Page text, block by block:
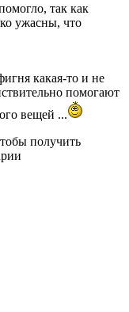
так как
ужасны, что
какая-то и не
помогают
вещей ...
получить